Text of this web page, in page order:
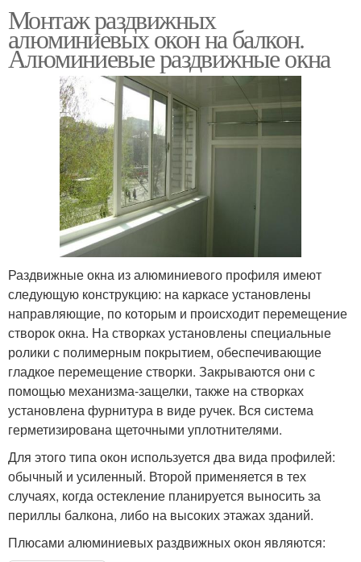
Монтаж раздвижных
алюминиевых окон на балкон.
Алюминиевые раздвижные окна
Раздвижные окна из алюминиевого профиля имеют
следующую конструкцию: на каркасе установлены
направляющие, по которым и происходит перемещение
створок окна. На створках установлены специальные
ролики с полимерным покрытием, обеспечивающие
гладкое перемещение створки. Закрываются они с
помощью механизма-защелки, также на створках
установлена фурнитура в виде ручек. Вся система
герметизирована щеточными уплотнителями.
Для этого типа окон используется два вида профилей:
обычный и усиленный. Второй применяется в тех
случаях, когда остекление планируется выносить за
периллы балкона, либо на высоких этажах зданий.
Плюсами алюминиевых раздвижных окон являются: